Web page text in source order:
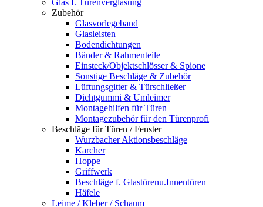
Glas f. Türenverglasung
Zubehör
Glasvorlegeband
Glasleisten
Bodendichtungen
Bänder & Rahmenteile
Einsteck/Objektschlösser & Spione
Sonstige Beschläge & Zubehör
Lüftungsgitter & Türschließer
Dichtgummi & Umleimer
Montagehilfen für Türen
Montagezubehör für den Türenprofi
Beschläge für Türen / Fenster
Wurzbacher Aktionsbeschläge
Karcher
Hoppe
Griffwerk
Beschläge f. Glastürenu.Innentüren
Häfele
Leime / Kleber / Schaum